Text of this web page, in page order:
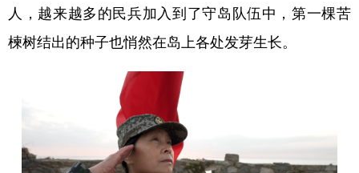
人，越来越多的民兵加入到了守岛队伍中，第一棵苦
楝树结出的种子也悄然在岛上各处发芽生长。